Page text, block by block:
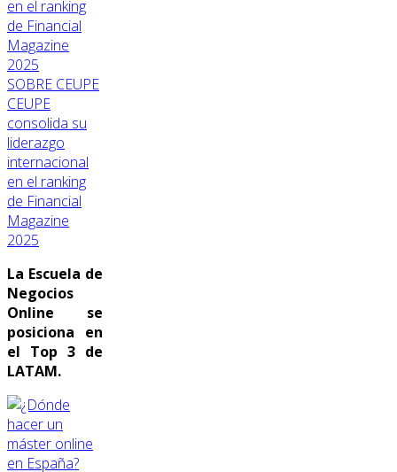
SOBRE CEUPE
CEUPE
consolida su
liderazgo
internacional
en el ranking
de Financial
Magazine
2025
La Escuela de
Negocios
Online se
posiciona en
el Top 3 de
LATAM.